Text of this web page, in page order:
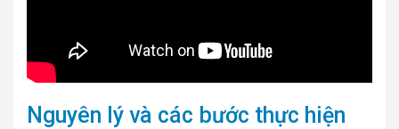
Nguyên lý và các bước thực hiện